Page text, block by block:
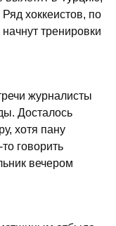
Ряд хоккеистов, по
тренировки
журналисты
Досталось
хотя пану
говорить
вечером